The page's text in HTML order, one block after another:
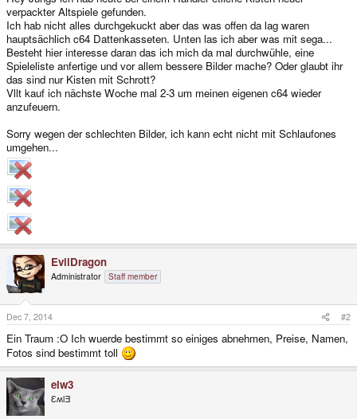
verpackter Altspiele gefunden.
Ich hab nicht alles durchgekuckt aber das was offen da lag waren
hauptsächlich c64 Dattenkasseten. Unten las ich aber was mit sega...
Besteht hier interesse daran das ich mich da mal durchwühle, eine
Spieleliste anfertige und vor allem bessere Bilder mache? Oder glaubt ihr
das sind nur Kisten mit Schrott?
Vllt kauf ich nächste Woche mal 2-3 um meinen eigenen c64 wieder
anzufeuern.
Sorry wegen der schlechten Bilder, ich kann echt nicht mit Schlaufones
umgehen...
EvilDragon
Administrator Staff member
Dec 7, 2014 #2
Ein Traum :O Ich wuerde bestimmt so einiges abnehmen, Preise, Namen,
Fotos sind bestimmt toll
elw3
ƐʍlƎ